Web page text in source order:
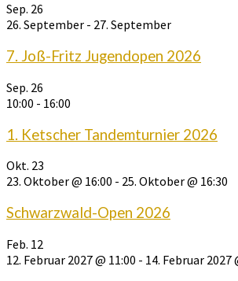
Sep. 26
26. September - 27. September
7. Joß-Fritz Jugendopen 2026
Sep. 26
10:00 - 16:00
1. Ketscher Tandemturnier 2026
Okt. 23
23. Oktober @ 16:00 - 25. Oktober @ 16:30
Schwarzwald-Open 2026
Feb. 12
12. Februar 2027 @ 11:00 - 14. Februar 2027